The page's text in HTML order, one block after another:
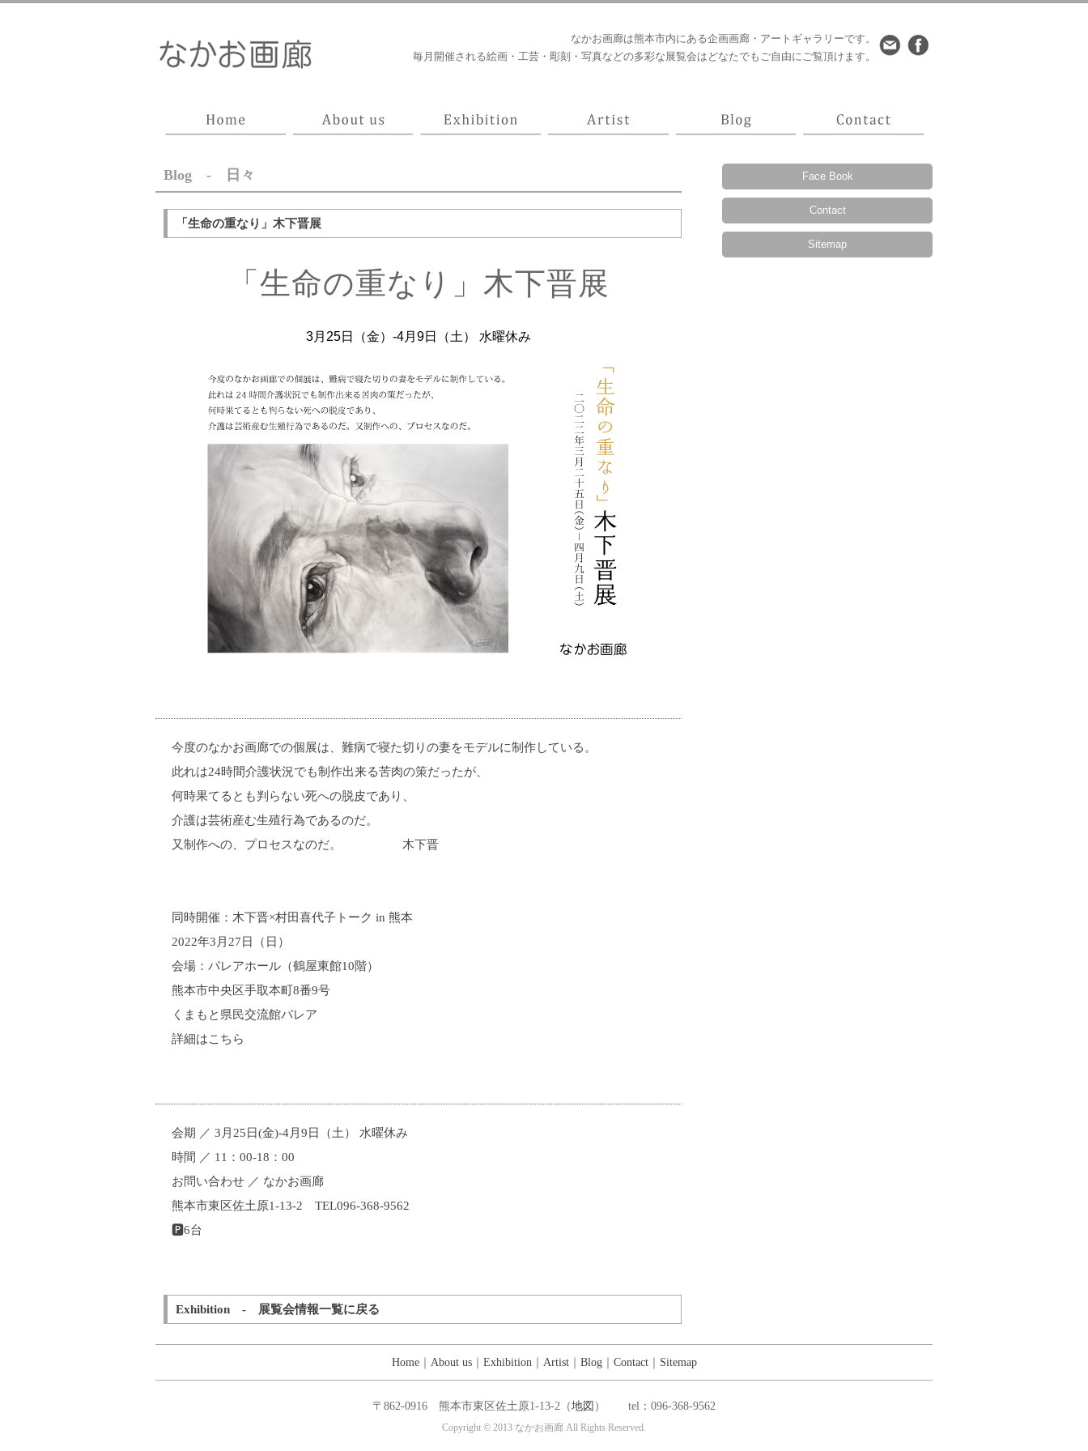
なかお画廊は熊本市内にある企画画廊・アートギャラリーです。
毎月開催される絵画・工芸・彫刻・写真などの多彩な展覧会はどなたでもご自由にご覧頂けます。
Blog - 日々
「生命の重なり」木下晋展
「生命の重なり」木下晋展
3月25日（金）-4月9日（土） 水曜休み
今度のなかお画廊での個展は、難病で寝た切りの妻をモデルに制作している。
此れは24時間介護状況でも制作出来る苦肉の策だったが、
何時果てるとも判らない死への脱皮であり、
介護は芸術産む生殖行為であるのだ。
又制作への、プロセスなのだ。 木下晋
同時開催：木下晋×村田喜代子トーク in 熊本
2022年3月27日（日）
会場：パレアホール（鶴屋東館10階）
熊本市中央区手取本町8番9号
くまもと県民交流館パレア
詳細はこちら
会期 ／ 3月25日(金)-4月9日（土） 水曜休み
時間 ／ 11：00-18：00
お問い合わせ ／ なかお画廊
熊本市東区佐土原1-13-2 TEL096-368-9562
🅿6台
Exhibition - 展覧会情報一覧に戻る
Face Book
Contact
Sitemap
Home｜ About us｜ Exhibition｜ Artist｜ Blog｜ Contact｜ Sitemap
〒862-0916 熊本市東区佐土原1-13-2（地図 ） tel：096-368-9562
Copyright © 2013 なかお画廊 All Rights Reserved.